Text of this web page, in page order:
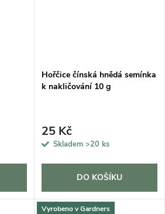
Hořčice čínská hnědá semínka
k nakličování 10 g
25 Kč
Skladem >20 ks
DO KOŠÍKU
Vyrobeno v Gardners